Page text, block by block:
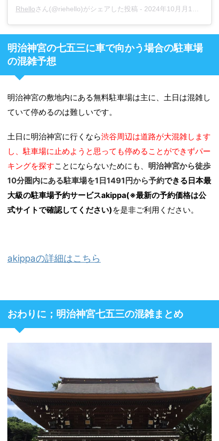
Rhelloさん(@riehello)がシェアした投稿 - 2024年10月月1日午前7時54分PDT
明治神宮の七五三に車で向かう場合の駐車場
の混雑予想
明治神宮の敷地内にある無料駐車場は主に、土日は混雑し
ていて停めるのは難しいです。
土日に明治神宮に行くなら渋谷周辺は道路が大混雑します
し、駐車場に止めようと思っても停めることができずパー
キングを探すことにならないためにも 、 明治神宮から徒歩
10分圏内にある駐車場を1日1491円から予約できる日本最
大級の駐車場予約サービスakippa(※最新の予約価格は公
式サイトで確認してください) を是非ご利用ください。
akippaの詳細はこちら
おわりに；明治神宮七五三の混雑まとめ